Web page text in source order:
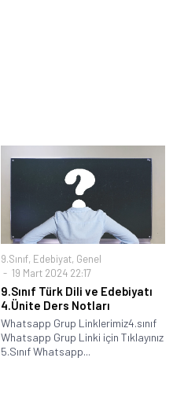
9.Sınıf, Edebiyat, Genel
19 Mart 2024 22:17
9.Sınıf Türk Dili ve Edebiyatı
4.Ünite Ders Notları
Whatsapp Grup Linklerimiz4.sınıf
Whatsapp Grup Linki için Tıklayınız
5.Sınıf Whatsapp...